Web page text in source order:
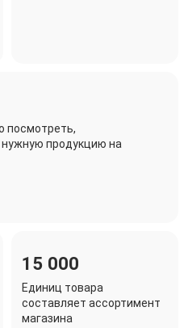
посмотреть,
нужную продукцию на
15 000
Единиц товара
составляет ассортимент
магазина